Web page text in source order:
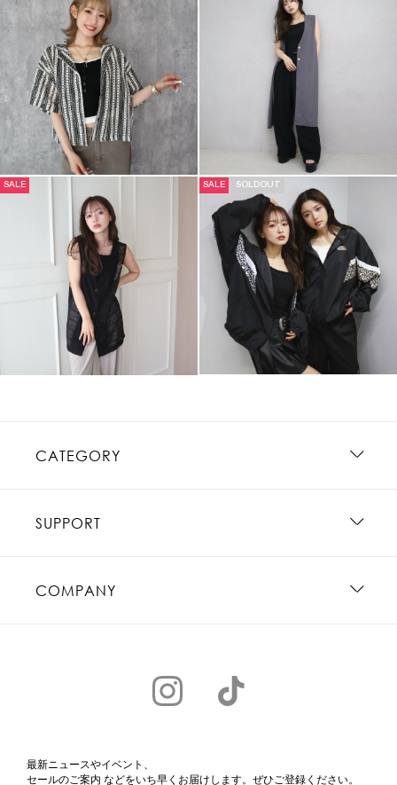
SALE SALE SOLDOUT
CATEGORY
SUPPORT
COMPANY
最新ニュースやイベント、
セールのご案内 などをいち早くお届けします。ぜひご登録ください。